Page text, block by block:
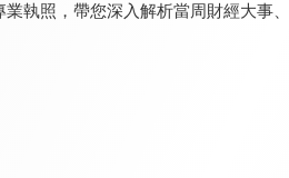
業執照，帶您深入解析當周財經大